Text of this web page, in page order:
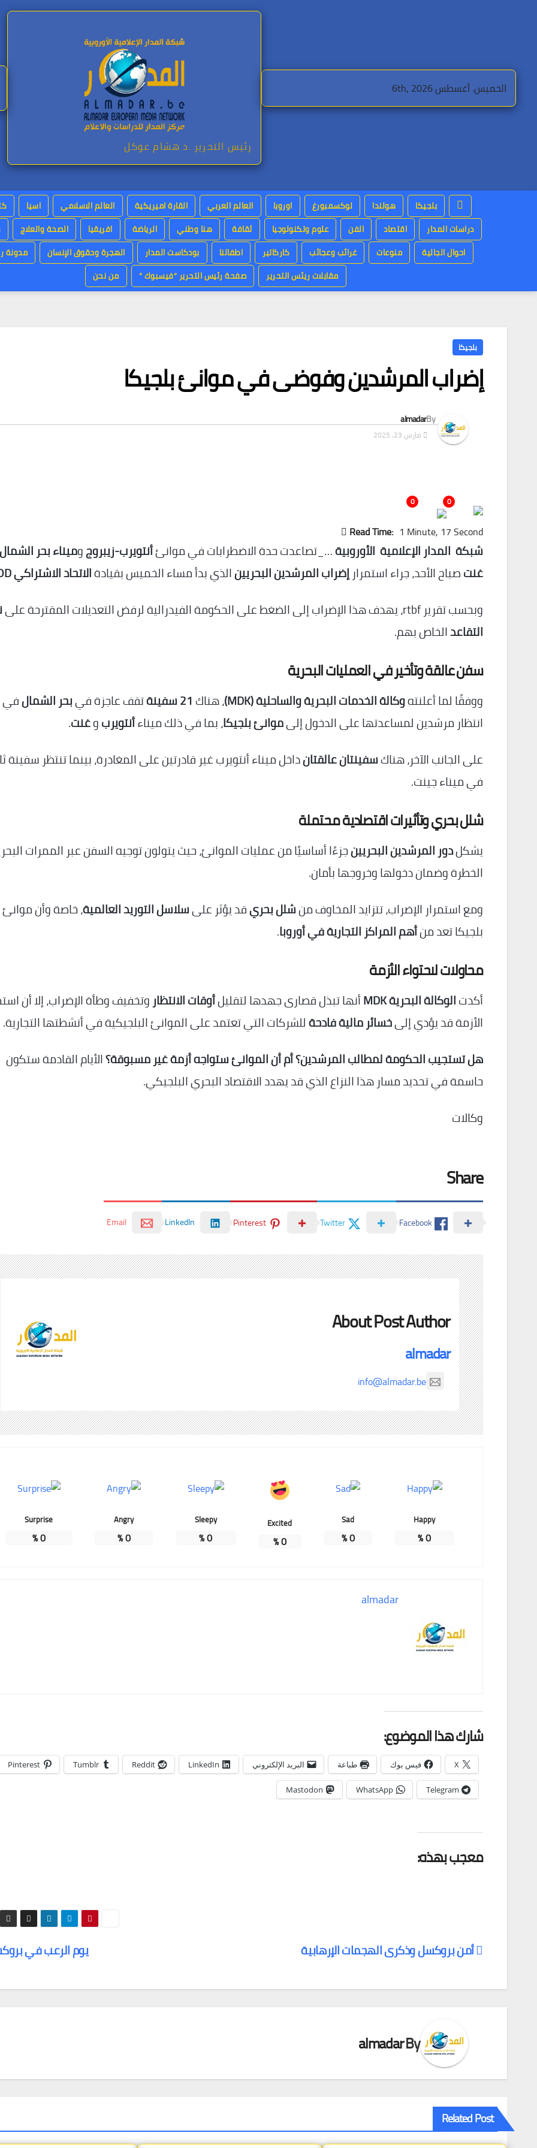
الخميس. أغسطس 6th, 2026
رئيس التحرير .د هشام عوكل
بلجيكا هولندا لوكسمبورغ اوروبا العالم العربي القارة اميريكية العالم الاسلامي اسيا
دراسات المدار
اقتصاد الفن علوم وتكنولوجيا ثقافة هنا وطني الرياضة افريقيا الصحة والعلاج
احوال الجالية
منوعات غرائب وعجائب كاركاتير اطفالنا بودكاست المدار الهجرة وحقوق الإنسان
مدونة
مقابلات ريئس التحرير
صفحة رئيس التحرير “فيسبوك “ من نحن
بلجيكا
إضراب المرشدين وفوضى في موانئ بلجيكا
By
almadar
مارس 23, 2025
0
0
Read Time: 1 Minute, 17 Second
شبكة المدار الإعلامية الأوروبية…_تصاعدت حدة الاضطرابات في موانئأنتويرب-زيبروجوميناء بحر
غنتصباح الأحد، جراء استمرارإضراب المرشدين البحريينالذي بدأ مساء الخميس بقيادةالاتحاد الاشتراكي ACOD
وبحسب تقرير rtbf، يهدف هذا الإضراب إلى الضغط على الحكومة الفيدرالية لرفض التعديلات المقترحة على
التقاعدالخاص بهم.
سفن عالقة وتأخير في العمليات البحرية
ووفقًا لما أعلنتهوكالة الخدمات البحرية والساحلية (MDK) ، هناك 21 سفينة تقف عاجزة فيبحر الشمالفي
انتظار مرشدين لمساعدتها على الدخول إلىموانئ بلجيكا، بما في ذلك ميناءأنتويربوغنت.
على الجانب الآخر، هناكسفينتان عالقتانداخل ميناء أنتويرب غير قادرتين على المغادرة، بينما تنتظر سفينة
في ميناء جينت.
شلل بحري وتأثيرات اقتصادية محتملة
يشكلدور المرشدين البحريينجزءًا أساسيًا من عمليات الموانئ، حيث يتولون توجيه السفن عبر الممرات
الخطرة وضمان دخولها وخروجها بأمان.
ومع استمرار الإضراب، تتزايد المخاوف منشلل بحريقد يؤثر علىسلاسل التوريد العالمية، خاصة وأن موانئ
بلجيكا تعد منأهم المراكز التجارية في أوروبا.
محاولات لاحتواء الأزمة
أكدتالوكالة البحرية MDK أنها تبذل قصارى جهدها لتقليلأوقات الانتظاروتخفيف وطأة الإضراب، إلا أن
الأزمة قد يؤدي إلىخسائر مالية فادحةللشركات التي تعتمد على الموانئ البلجيكية في أنشطتها التجارية.
هل تستجيب الحكومة لمطالب المرشدين؟ أم أن الموانئ ستواجه أزمة غير مسبوقة؟الأيام القادمة ستكون
حاسمة في تحديد مسار هذا النزاع الذي قد يهدد الاقتصاد البحري البلجيكي.
وكالات
Share
Facebook
Twitter
Pinterest
LinkedIn
Email
About Post Author
almadar
info@almadar.be
Happy
0
%
Sad
0
%
Excited
0
%
Sleepy
0
%
Angry
0
%
Surprise
0
%
almadar
شارك هذا الموضوع:
X فيس بوك طباعة البريد الإلكتروني LinkedIn
Reddit
Tumblr
Pinterest
Telegram
WhatsApp
Mastodon
معجب بهذه:
يوم الرعب في أمن بروكسل وذكرى الهجمات الإرهابية
By
almadar
Related Post